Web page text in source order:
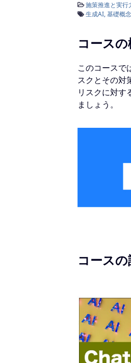
施策推進と実行
生成AI 基礎概念
コース
このコースで
スクとその対
リスクに対す
ましょう。
コース